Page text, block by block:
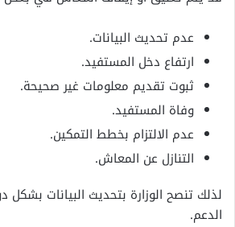
عدم تحديث البيانات.
ارتفاع دخل المستفيد.
ثبوت تقديم معلومات غير صحيحة.
وفاة المستفيد.
عدم الالتزام بخطط التمكين.
التنازل عن المعاش.
لذلك تنصح الوزارة بتحديث البيانات
الدعم.